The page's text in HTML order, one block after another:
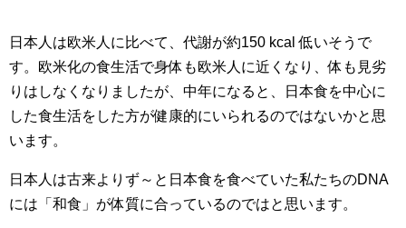
日本人は欧米人に比べて、代謝が約150 kcal 低いそうで
す。欧米化の食生活で身体も欧米人に近くなり、体も見劣
りはしなくなりましたが、中年になると、日本食を中心に
した食生活をした方が健康的にいられるのではないかと思
います。
日本人は古来よりず～と日本食を食べていた私たちのDNA
には「和食」が体質に合っているのではと思います。